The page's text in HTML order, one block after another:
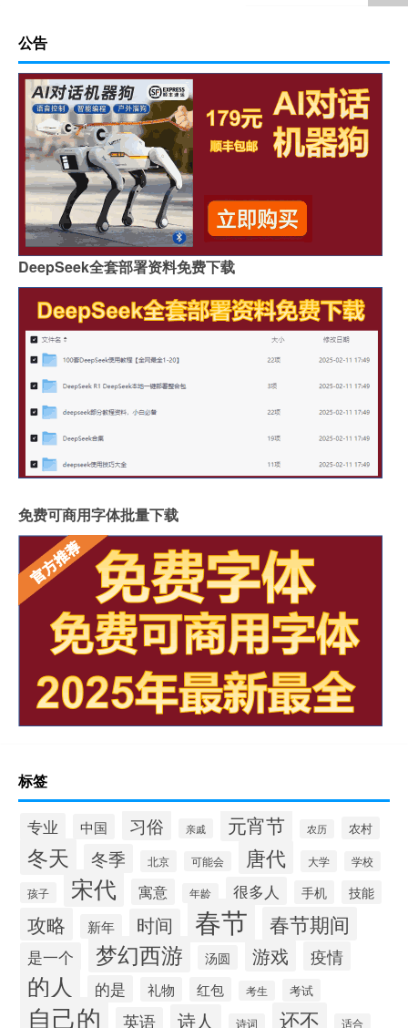
公告
DeepSeek全套部署资料免费下载
免费可商用字体批量下载
标签
专业 中国 习俗 亲戚 元宵节 农历 农村
冬天 冬季 北京 可能会 唐代 大学 学校
孩子 宋代 寓意 年龄 很多人 手机 技能
攻略 新年 时间 春节 春节期间
是一个 梦幻西游 汤圆 游戏 疫情
的人 的是 礼物 红包 考生 考试
自己的 英语 诗人 诗词 还不 适合